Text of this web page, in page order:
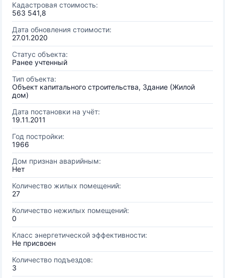
Кадастровая стоимость:
563 541,8
Дата обновления стоимости:
27.01.2020
Статус объекта:
Ранее учтенный
Тип объекта:
Объект капитального строительства, Здание (Жилой
дом)
Дата постановки на учёт:
19.11.2011
Год постройки:
1966
Дом признан аварийным:
Нет
Количество жилых помещений:
27
Количество нежилых помещений:
0
Класс энергетической эффективности:
Не присвоен
Количество подъездов:
3